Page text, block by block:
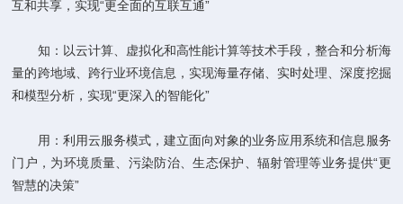
互和共享，实现“更全面的互联互通”
知：以云计算、虚拟化和高性能计算等技术手段，整合和分析海
量的跨地域、跨行业环境信息，实现海量存储、实时处理、深度挖掘
和模型分析，实现“更深入的智能化”
用：利用云服务模式，建立面向对象的业务应用系统和信息服务
门户，为环境质量、污染防治、生态保护、辐射管理等业务提供“更
智慧的决策”